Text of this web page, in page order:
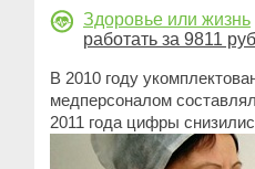
Здоровье или жизнь
работать за 9811
В 2010 году
медперсоналом
2011 года цифры